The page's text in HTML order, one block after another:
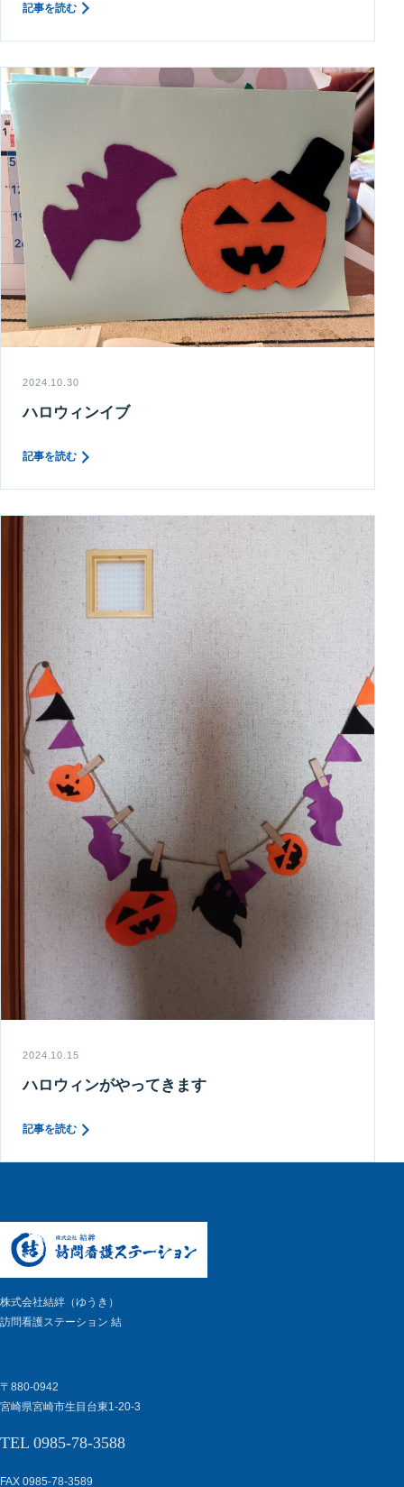
記事を読む
2024.10.30
ハロウィンイブ
記事を読む
2024.10.15
ハロウィンがやってきます
記事を読む
株式会社結絆（ゆうき）
訪問看護ステーション 結
〒880-0942
宮崎県宮崎市生目台東1-20-3
TEL 0985-78-3588
FAX 0985-78-3589